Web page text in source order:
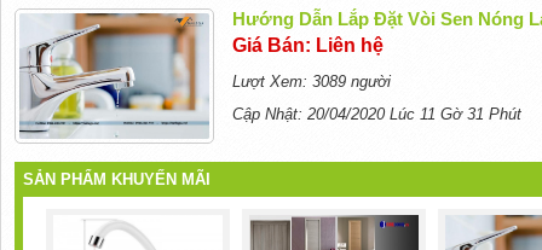
Hướng Dẫn Lắp Đặt Vòi Sen Nóng
Giá Bán: Liên hệ
Lượt Xem: 3089 người
Cập Nhật: 20/04/2020 Lúc 11 Gờ 31 Phút
SẢN PHẨM KHUYẾN MÃI